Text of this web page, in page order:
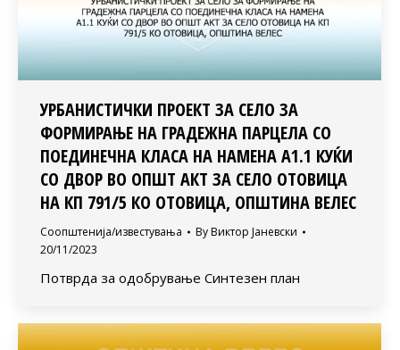
УРБАНИСТИЧКИ ПРОЕКТ ЗА СЕЛО ЗА
ФОРМИРАЊЕ НА ГРАДЕЖНА ПАРЦЕЛА СО
ПОЕДИНЕЧНА КЛАСА НА НАМЕНА А1.1 КУЌИ
СО ДВОР ВО ОПШТ АКТ ЗА СЕЛО ОТОВИЦА
НА КП 791/5 КО ОТОВИЦА, ОПШТИНА ВЕЛЕС
Соопштенија/известувања By Виктор Јаневски
20/11/2023
Потврда за одобрување Синтезен план